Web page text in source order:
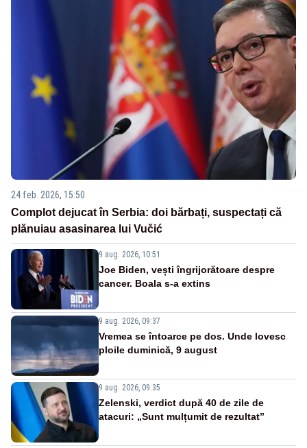
24 feb. 2026, 15:50
Complot dejucat în Serbia: doi bărbați, suspectați că
plănuiau asasinarea lui Vučić
9 aug. 2026, 10:51
Joe Biden, vești îngrijorătoare despre
cancer. Boala s-a extins
9 aug. 2026, 09:37
Vremea se întoarce pe dos. Unde lovesc
ploile duminică, 9 august
9 aug. 2026, 09:35
Zelenski, verdict după 40 de zile de
atacuri: „Sunt mulțumit de rezultat”